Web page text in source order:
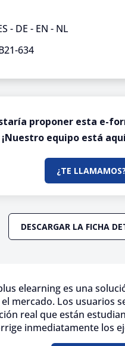
- DE - EN - NL
634
proponer esta e-
¡Nuestro equipo está
¿TE LLAMAMOS?
DESCARGAR LA FICHA
elearning es una
el mercado. Los usuarios
real que están
inmediatamente los